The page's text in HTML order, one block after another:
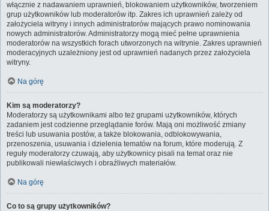
włącznie z nadawaniem uprawnień, blokowaniem użytkowników, tworzeniem
grup użytkowników lub moderatorów itp. Zakres ich uprawnień zależy od
założyciela witryny i innych administratorów mających prawo nominowania
nowych administratorów. Administratorzy mogą mieć pełne uprawnienia
moderatorów na wszystkich forach utworzonych na witrynie. Zakres uprawnień
moderacyjnych uzależniony jest od uprawnień nadanych przez założyciela
witryny.
Na górę
Kim są moderatorzy?
Moderatorzy są użytkownikami albo też grupami użytkowników, których
zadaniem jest codzienne przeglądanie forów. Mają oni możliwość zmiany
treści lub usuwania postów, a także blokowania, odblokowywania,
przenoszenia, usuwania i dzielenia tematów na forum, które moderują. Z
reguły moderatorzy czuwają, aby użytkownicy pisali na temat oraz nie
publikowali niewłaściwych i obraźliwych materiałów.
Na górę
Co to są grupy użytkowników?